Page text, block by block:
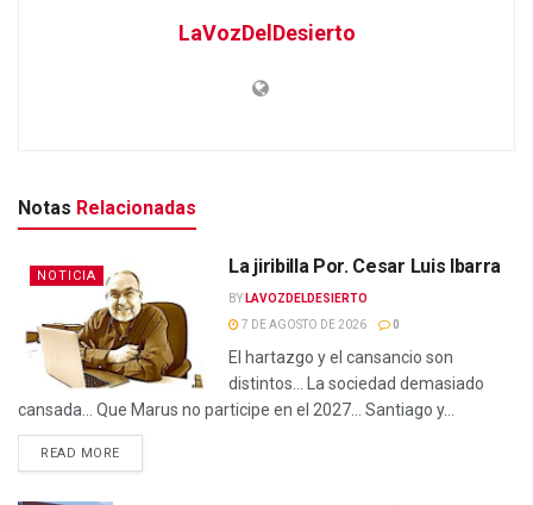
LaVozDelDesierto
Notas Relacionadas
NOTICIA La jiribilla Por. Cesar Luis Ibarra
BY LAVOZDELDESIERTO
7 DE AGOSTO DE 2026
0
El hartazgo y el cansancio son
distintos… La sociedad demasiado
cansada… Que Marus no participe en el 2027… Santiago y...
READ MORE